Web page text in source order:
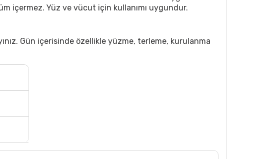
içermez. Yüz ve vücut için kullanımı uygundur.
Gün içerisinde özellikle yüzme, terleme, kurulanma